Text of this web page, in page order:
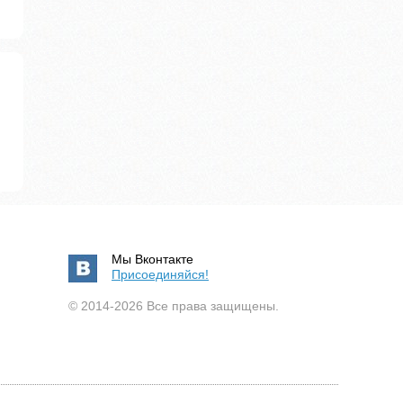
Мы Вконтакте
Присоединяйся!
© 2014-2026 Все права защищены.